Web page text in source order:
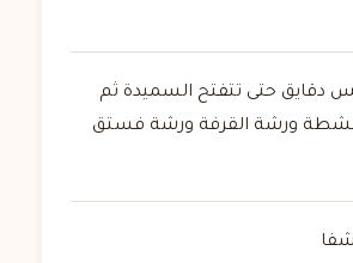
دقايق حتى تتفتح السميدة ثم
ورشة القرفة ورشة فستق